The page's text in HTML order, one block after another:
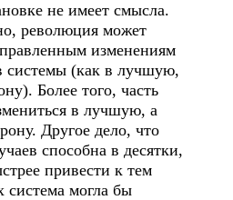
не имеет смысла.
революция может
изменениям
системы (как в лучшую,
Более того, часть
в лучшую, а
Другое дело, что
способна в десятки,
привести к тем
система могла бы